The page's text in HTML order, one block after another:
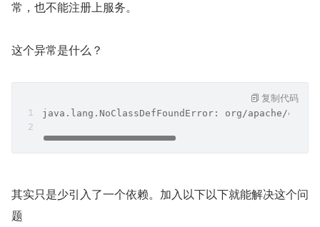
常，也不能注册上服务。
这个异常是什么？
java.lang.NoClassDefFoundError: org/apache/
复制代码
其实只是少引入了一个依赖。加入以下以下就能解决这个问
题